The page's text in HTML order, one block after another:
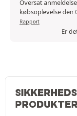
Oversat
købsoplevelse den
Rapport
Er
PRODUKTER